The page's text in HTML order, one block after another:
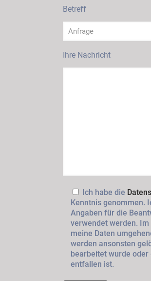
Betreff
Ihre Nachricht
Ich habe die
Kenntnis genommen.
Angaben für die
verwendet werden.
meine Daten
werden ansonsten
bearbeitet wurde
entfallen ist.